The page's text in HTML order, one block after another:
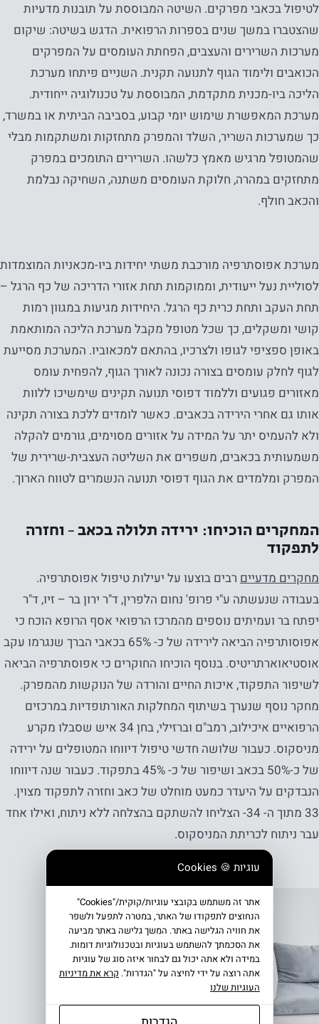
לטיפול בכאבי מפרקים. השיטה המבוססת על תובנות מדעיות
שהצטברו במשך שנים בספרות הרפואית. הדגש בשיטה: שיקום
מערכות השרירים והעצבים, הפחתת העומסים על המפרקים
הכואבים ולימוד הגוף לתנועה תקנית. השניים פיתחו מערכת
הליכה ביו-מכנית מתקדמת, המבוססת על טכנולוגיה ייחודית.
מערכת המאפשרת שימוש יומי קבוע, בסביבה הביתית או במשרד,
כך שמערכות השריר, השלד והמפרק מתחזקות ומשתקמות מבלי
שהמטופל מרגיש מאמץ כלשהו. השרירים התומכים במפרק
מתחזקים במהרה, חלוקת העומסים משתנה, השחיקה נבלמת
והכאב חולף.
מערכת אפוסתרפיה מורכבת משתי יחידות ביו-מכאניות המוצמדות
לסוליית נעל ייעודית, וממוקמות תחת אזורי הדריכה של כף הרגל –
תחת העקב ותחת כרית כף הרגל. היחידות מגיעות במגוון רמות
קושי ומשקלים, כך שכל מטופל מקבל מערכת הליכה המותאמת
באופן ספציפי לגופו ולצרכיו, בהתאם למכאוביו. המערכת מסייעת
לגוף לחלק עומסים בצורה נכונה לאורך הגוף, להפחית עומס
מאזורים פגועים וללמוד דפוסי תנועה תקינים שימשיכו ללוות
אותו גם אחרי הירידה בכאבים. כאשר לומדים ללכת בצורה תקינה
ולא להעמיס יתר על המידה על אזורים מסוימים, גורמים להקלה
משמעותית בכאבים, משפרים את השליטה העצבית-שרירית של
המפרק ומלמדים את הגוף דפוסי תנועה הנשמרים לטווח הארוך.
המחקרים הוכיחו: ירידה תלולה בכאב – וחזרה
לתפקוד
מחקרים מדעיים רבים בוצעו על יעילות טיפול אפוסתרפיה.
בעבודה שנעשתה ע"י פרופ' נחום הלפרין, ד"ר ירון בר – זיו, ד"ר
יפתח בר ועמיתים נוספים מהמרכז הרפואי אסף הרופא הוכח כי
אפוסותרפיה הביאה לירידה של כ- 65% בכאבי הברך שנגרמו עקב
אוסטיאוארתריטיס. בנוסף הוכיחו החוקרים כי אפוסתרפיה הביאה
לשיפור התפקוד, איכות החיים והורדה של הנוקשות מהמפרק.
מחקר נוסף שנערך בשיתוף המחלקות האורתופדיות במרכזים
הרפואיים איכילוב, רמב"ם וברזילי, בחן 34 איש שסבלו מקרע
מניסקוס. כעבור שלושה חדשי טיפול דיווחו המטופלים על ירידה
של כ-50% בכאב ושיפור של כ- 45% בתפקוד. כעבור שנה דיווחו
הנבדקים על היעדר כמעט מוחלט של כאב וחזרה לתפקוד מצוין.
33 מתוך ה- 34- הצליחו להשתקם בהצלחה ללא ניתוח, ואילו אחד
עבר ניתוח לכריתת המניסקוס.
עוגיות 🍪 Cookies
אתר זה משתמש בקובצי עוגיות/קוּקִית/"Cookies"
הנחוצים לתפקודו של האתר, במטרה לתפעל ולשפר
את חוויה הגלישה באתר. המשך גלישה באתר מביעה
את הסכמתך להשתמש בעוגיות ובטכנולוגיות דומות.
במידה ולא אתה יכול גם לבחור איזה סוג של עוגיות
אתה רוצה על ידי לחיצה על "הגדרות". קרא את מדיניות
העוגיות שלנו